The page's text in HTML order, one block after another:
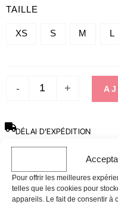
Pour offrir les meilleures
telles que les cookies pour
appareils. Le fait de consentir à
TAILLE
XS S M L
-
-
GRIS
+
DÉLAI D'EXPÉDITION
Les commandes effectuées
hors week-ends, jours
Guide des